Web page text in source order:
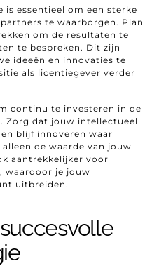
essentieel om een sterke
te waarborgen. Plan
om de resultaten te
te bespreken. Dit zijn
ideeën en innovaties te
als licentiegever verder
continu te investeren in de
Zorg dat jouw intellectueel
blijf innoveren waar
de waarde van jouw
aantrekkelijker voor
waardoor je jouw
uitbreiden.